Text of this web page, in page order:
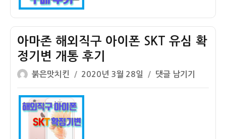
후
후
기
아마존 해외직구 아이폰 SKT 유심 확
정기변 개통 후기
글
쓴
이
붉은맛치킨
작
성
일
2020년 3월 28일
아
마
댓글 남기기